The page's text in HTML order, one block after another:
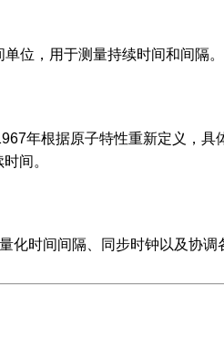
位，用于测量持续时间和间隔。
年根据原子特性重新定义，具
间。
时间间隔、同步时钟以及协调